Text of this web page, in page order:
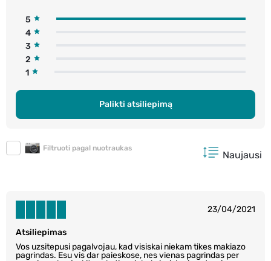
5
4
3
2
1
Palikti atsiliepimą
Filtruoti pagal nuotraukas
Naujausi
23/04/2021
Atsiliepimas
Vos uzsitepusi pagalvojau, kad visiskai niekam tikes makiazo
pagrindas. Esu vis dar paieskose, nes vienas pagrindas per